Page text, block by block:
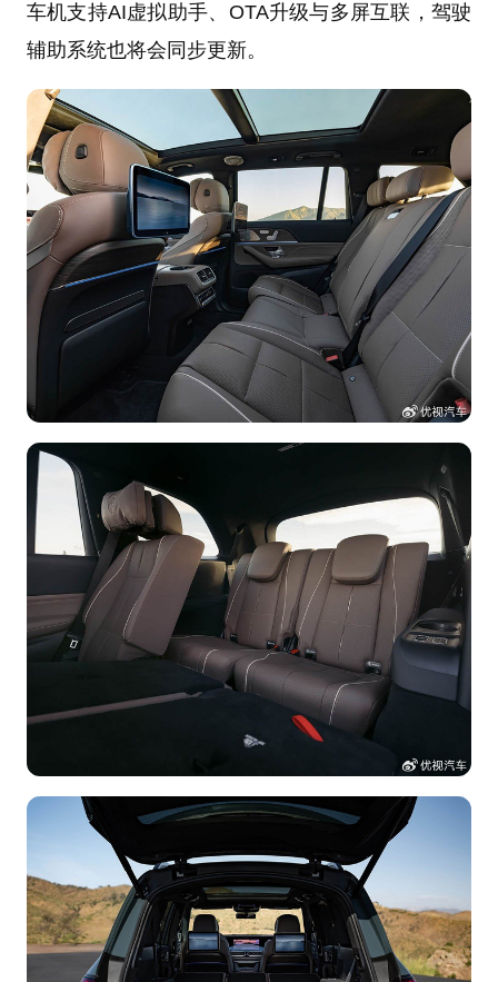
车机支持AI虚拟助手、OTA升级与多屏互联，驾驶
辅助系统也将会同步更新。